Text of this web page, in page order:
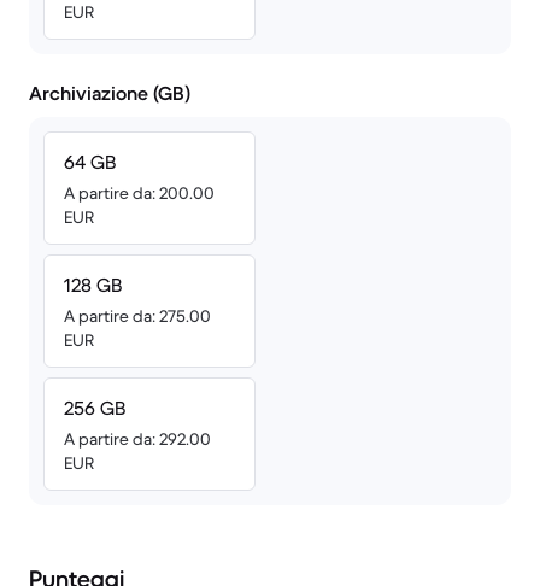
EUR
Archiviazione (GB)
64 GB
A partire da: 200.00
EUR
128 GB
A partire da: 275.00
EUR
256 GB
A partire da: 292.00
EUR
Punteggi